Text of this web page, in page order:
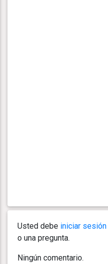
Usted debe iniciar sesión
o una pregunta.
Ningún comentario.